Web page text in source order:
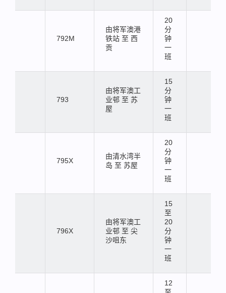
792M
由将军澳港
铁站 至 西
贡
20
分
钟
一
班
793
由将军澳工
业邨 至 苏
屋
15
分
钟
一
班
795X
由清水湾半
岛 至 苏屋
20
分
钟
一
班
796X
由将军澳工
业邨 至 尖
沙咀东
15
至
20
分
钟
一
班
12